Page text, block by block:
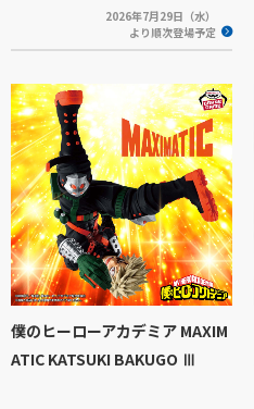
2026年7月29日（水）
より順次登場予定
僕のヒーローアカデミア MAXIM
ATIC KATSUKI BAKUGO Ⅲ